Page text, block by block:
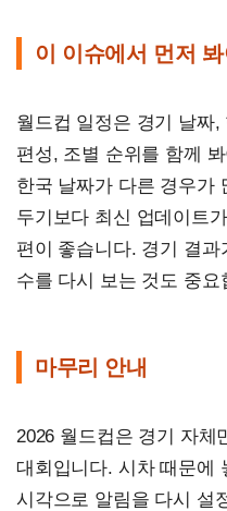
이 이슈에서 먼저
월드컵 일정은 경기 날짜
편성, 조별 순위를 함께
한국 날짜가 다른 경우가
두기보다 최신 업데이트
편이 좋습니다. 경기 결
수를 다시 보는 것도 중요
마무리 안내
2026 월드컵은 경기 자체
대회입니다. 시차 때문에
시각으로 알림을 다시 설